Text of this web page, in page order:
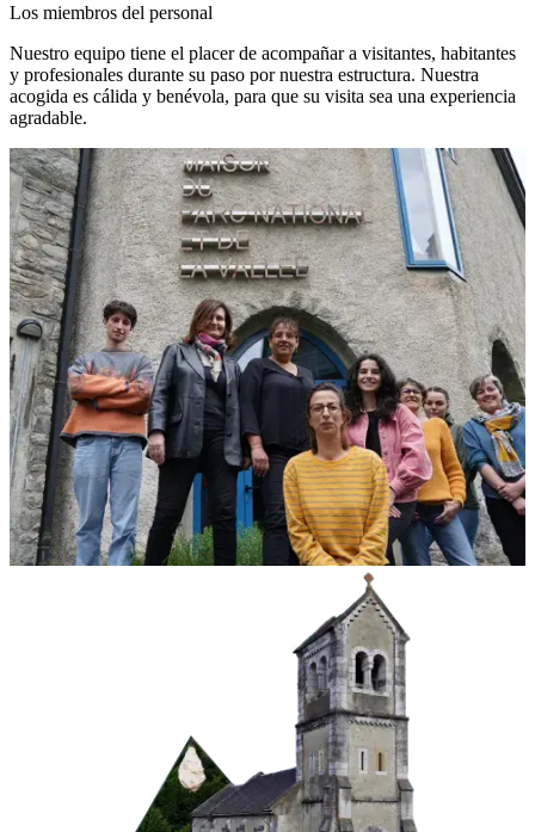
Los miembros del personal
Nuestro equipo tiene el placer de acompañar a visitantes, habitantes
y profesionales durante su paso por nuestra estructura. Nuestra
acogida es cálida y benévola, para que su visita sea una experiencia
agradable.